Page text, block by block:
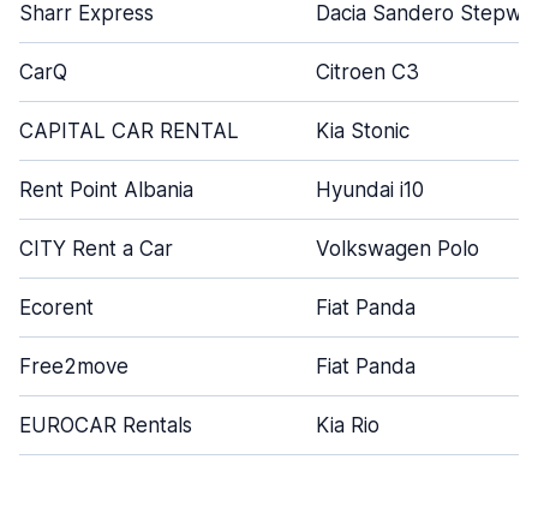
Sharr Express Dacia Sandero
CarQ Citroen C3
CAPITAL CAR RENTAL Kia Stonic
Rent Point Albania Hyundai i10
CITY Rent a Car Volkswagen Polo
Ecorent Fiat Panda
Free2move Fiat Panda
EUROCAR Rentals Kia Rio